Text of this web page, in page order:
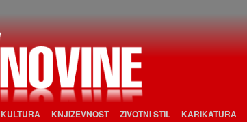
KULTURA KNJIŽEVNOST ŽIVOTNI STIL KARIKATURA